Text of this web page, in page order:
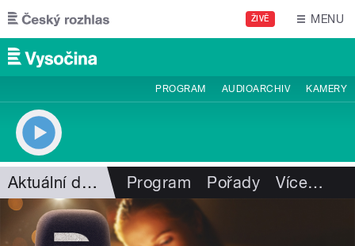
Přejít k hlavnímu obsahu
ŽIVĚ MENU
PROGRAM AUDIOARCHIV KAMERY
Aktuální dění Program Pořady Více…